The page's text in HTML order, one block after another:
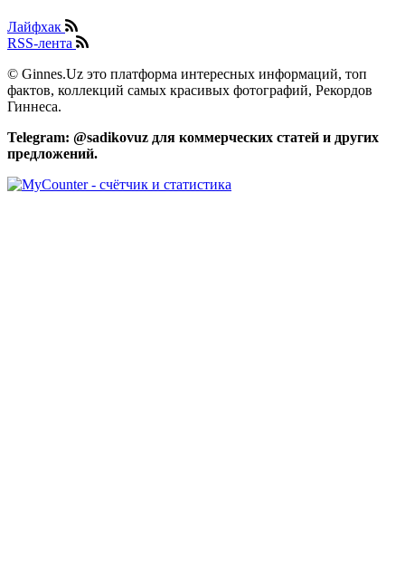
Лайфхак
RSS-лента
© Ginnes.Uz это платформа интересных информаций, топ
фактов, коллекций самых красивых фотографий, Рекордов
Гиннеса.
Telegram: @sadikovuz для коммерческих статей и других
предложений.